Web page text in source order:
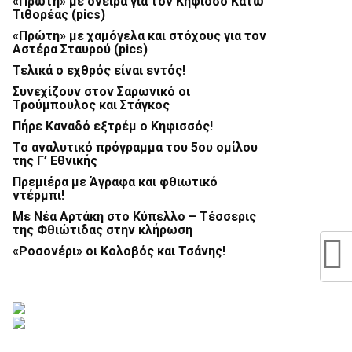
Τιθορέας (pics)
«Πρώτη» με χαμόγελα και στόχους για τον
Αστέρα Σταυρού (pics)
Τελικά ο εχθρός είναι εντός!
Συνεχίζουν στον Σαρωνικό οι
Τρούμπουλος και Στάγκος
Πήρε Καναδό εξτρέμ ο Κηφισσός!
Το αναλυτικό πρόγραμμα του 5ου ομίλου
της Γ’ Εθνικής
Πρεμιέρα με Άγραφα και φθιωτικό
ντέρμπι!
Με Νέα Αρτάκη στο Κύπελλο – Τέσσερις
της Φθιώτιδας στην κλήρωση
«Ροσονέρι» οι Κολοβός και Τσάνης!